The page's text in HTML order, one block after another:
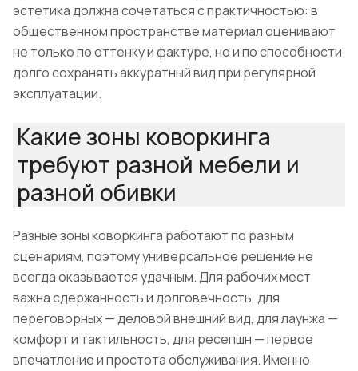
эстетика должна сочетаться с практичностью: в
общественном пространстве материал оценивают
не только по оттенку и фактуре, но и по способности
долго сохранять аккуратный вид при регулярной
эксплуатации.
Какие зоны коворкинга
требуют разной мебели и
разной обивки
Разные зоны коворкинга работают по разным
сценариям, поэтому универсальное решение не
всегда оказывается удачным. Для рабочих мест
важна сдержанность и долговечность, для
переговорных — деловой внешний вид, для лаунжа —
комфорт и тактильность, для ресепшн — первое
впечатление и простота обслуживания. Именно